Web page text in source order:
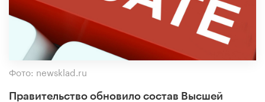
Фото: newsklad.ru
Правительство обновило состав Высшей